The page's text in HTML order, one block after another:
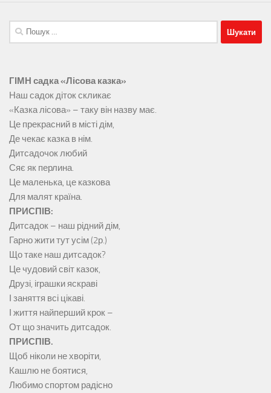
Пошук:
ГІМН садка «Лісова казка»
Наш садок діток скликає
«Казка лісова» – таку він назву має.
Це прекрасний в місті дім,
Де чекає казка в нім.
Дитсадочок любий
Сяє як перлина.
Це маленька, це казкова
Для малят країна.
ПРИСПІВ:
Дитсадок – наш рідний дім,
Гарно жити тут усім (2р.)
Що таке наш дитсадок?
Це чудовий світ казок,
Друзі, іграшки яскраві
І заняття всі цікаві.
І життя найперший крок –
От що значить дитсадок.
ПРИСПІВ.
Щоб ніколи не хворіти,
Кашлю не боятися,
Любимо спортом радісно